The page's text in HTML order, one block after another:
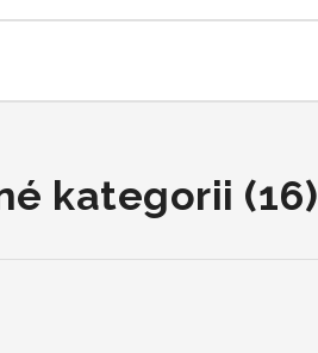
kategorii (16)